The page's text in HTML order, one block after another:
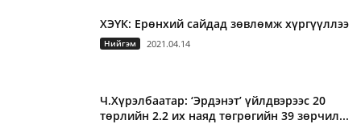
ХЭҮК: Ерөнхий сайдад зөвлөмж хүргүүллээ
Нийгэм 2021.04.14
Ч.Хүрэлбаатар: ‘Эрдэнэт’ үйлдвэрээс 20
төрлийн 2.2 их наяд төгрөгийн 39 зөрчил...